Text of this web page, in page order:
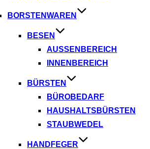
BORSTENWAREN
BESEN
AUSSENBEREICH
INNENBEREICH
BÜRSTEN
BÜROBEDARF
HAUSHALTSBÜRSTEN
STAUBWEDEL
HANDFEGER